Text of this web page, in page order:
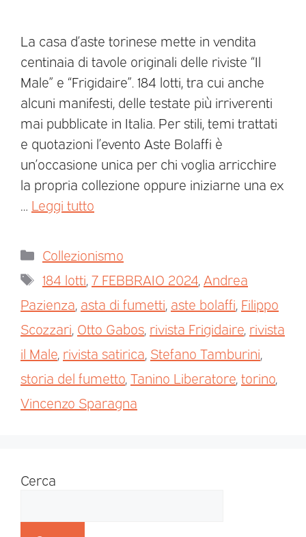
La casa d’aste torinese mette in vendita
centinaia di tavole originali delle riviste “Il
Male” e “Frigidaire”. 184 lotti, tra cui anche
alcuni manifesti, delle testate più irriverenti
mai pubblicate in Italia. Per stili, temi trattati
e quotazioni l’evento Aste Bolaffi è
un’occasione unica per chi voglia arricchire
la propria collezione oppure iniziarne una ex
Leggi tutto
Collezionismo
184 lotti 7 FEBBRAIO 2024 Andrea
Pazienza asta di fumetti aste bolaffi Filippo
Scozzari Otto Gabos rivista Frigidaire rivista
il Male rivista satirica Stefano Tamburini
storia del fumetto Tanino Liberatore torino
Vincenzo Sparagna
Cerca